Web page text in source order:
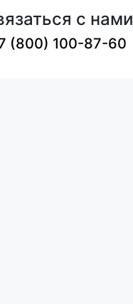
с нами
(800) 100-87-60